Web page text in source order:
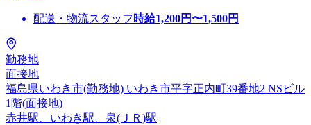
配送・物流スタッフ 時給1,200円〜1,500円
勤務地
面接地
福島県いわき市(勤務地) いわき市平字正内町39番地2 NSビル
1階(面接地)
赤井駅、いわき駅、泉(ＪＲ)駅